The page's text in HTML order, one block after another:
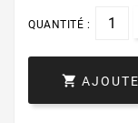
QUANTITÉ :
